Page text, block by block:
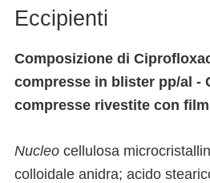
Eccipienti
Composizione di
compresse in blister pp/al -
compresse rivestite con
Nucleo cellulosa
colloidale anidra; acido